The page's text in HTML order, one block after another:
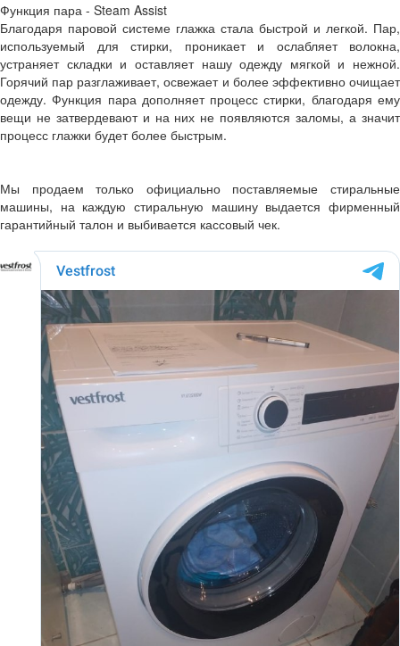
Функция пара - Steam Assist
Благодаря паровой системе глажка стала быстрой и легкой. Пар,
используемый для стирки, проникает и ослабляет волокна,
устраняет складки и оставляет нашу одежду мягкой и нежной.
Горячий пар разглаживает, освежает и более эффективно очищает
одежду. Функция пара дополняет процесс стирки, благодаря ему
вещи не затвердевают и на них не появляются заломы, а значит
процесс глажки будет более быстрым.
Мы продаем только официально поставляемые стиральные
машины, на каждую стиральную машину выдается фирменный
гарантийный талон и выбивается кассовый чек.